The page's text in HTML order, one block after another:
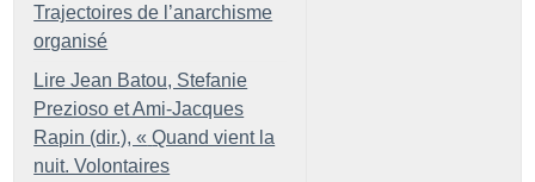
Trajectoires de l’anarchisme
organisé
Lire Jean Batou, Stefanie
Prezioso et Ami-Jacques
Rapin (dir.), « Quand vient la
nuit. Volontaires